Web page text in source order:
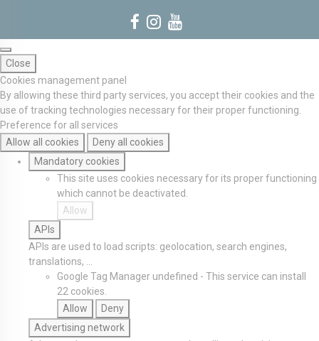
Close
Cookies management panel
By allowing these third party services, you accept their cookies and the
use of tracking technologies necessary for their proper functioning.
Preference for all services
Allow all cookies
Deny all cookies
Mandatory cookies
This site uses cookies necessary for its proper functioning
which cannot be deactivated.
Allow
APIs
APIs are used to load scripts: geolocation, search engines,
translations, ...
Google Tag Manager undefined - This service can install
22 cookies.
Allow
Deny
Advertising network